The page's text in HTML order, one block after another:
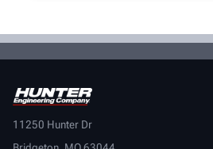
11250 Hunter Dr